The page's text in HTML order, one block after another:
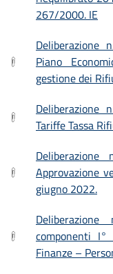
267/2000. IE
Deliberazione
Piano
gestione dei
Deliberazione
Tariffe Tassa
Approvazione
giugno 2022.
componenti
Finanze –